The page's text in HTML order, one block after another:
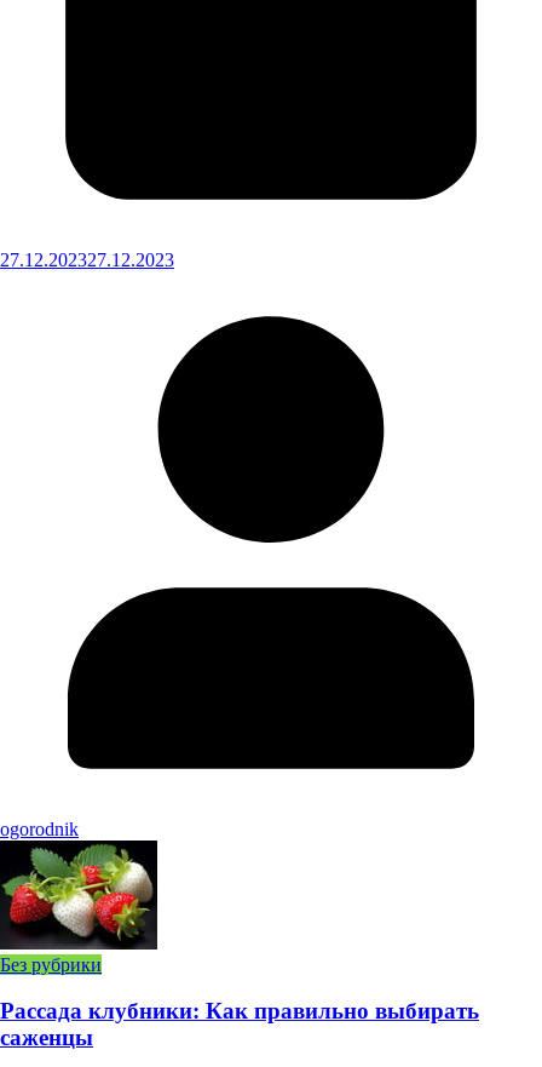
27.12.202327.12.2023
ogorodnik
Без рубрики
Рассада клубники: Как правильно выбирать
саженцы